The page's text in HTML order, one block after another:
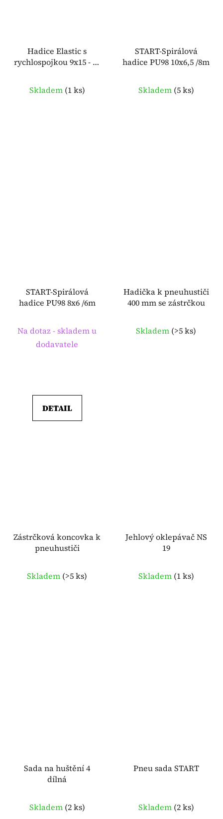
Hadice Elastic s
rychlospojkou 9x15 - 10
Skladem (1 ks)
START-Spirálová
hadice PU98 10x6,5 /8m
Skladem (5 ks)
START-Spirálová
hadice PU98 8x6 /6m
Na dotaz - skladem u
dodavatele
DETAIL
Hadička k pneuhustiči
400 mm se zástrčkou
Skladem (>5 ks)
Zástrčková koncovka k
pneuhustiči
Skladem (>5 ks)
Jehlový oklepávač NS
19
Skladem (1 ks)
Sada na huštění 4
dílná
Skladem (2 ks)
Pneu sada START
Skladem (2 ks)